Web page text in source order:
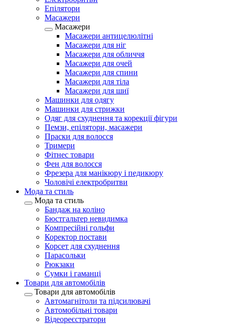
Епілятори
Масажери
Масажери
Масажери антицелюлітні
Масажери для ніг
Масажери для обличчя
Масажери для очей
Масажери для спини
Масажери для тіла
Масажери для шиї
Машинки для одягу
Машинки для стрижки
Одяг для схуднення та корекції фігури
Пемзи, епілятори, масажери
Праски для волосся
Тримери
Фітнес товари
Фен для волосся
Фрезера для манікюру і педикюру
Чоловічі електробритви
Мода та стиль
Мода та стиль
Бандаж на коліно
Бюстгальтер невидимка
Компресійні гольфи
Коректор постави
Корсет для схуднення
Парасольки
Рюкзаки
Сумки і гаманці
Товари для автомобілів
Товари для автомобілів
Автомагнітоли та підсилювачі
Автомобільні товари
Відеореєстратори